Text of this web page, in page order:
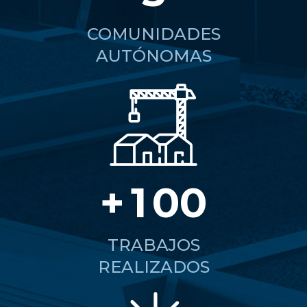
COMUNIDADES
AUTÓNOMAS
+
0
100
TRABAJOS
REALIZADOS